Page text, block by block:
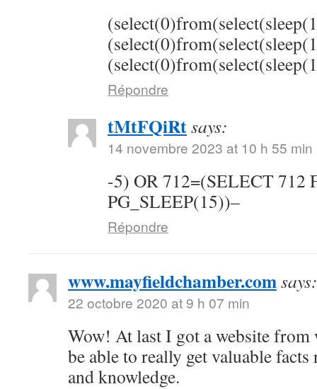
Répondre
tMtFQiRtsays:
14 novembre 2023 at 10 h 55 min
-5) OR 712=(SELECT 712
PG_SLEEP(15))–
Répondre
www.mayfieldchamber.comsays:
22 octobre 2020 at 9 h 07 min
Wow! At last I got a website from
be able to really get valuable
and knowledge.